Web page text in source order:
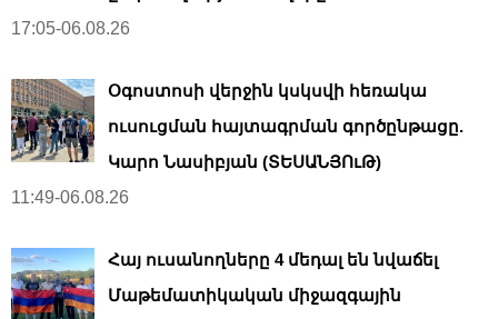
17:05-06.08.26
Օգոստոսի վերջին կսկսվի հեռակա
ուսուցման հայտագրման գործընթացը.
Կարո Նասիբյան (ՏԵՍԱՆՅՈւԹ)
11:49-06.08.26
Հայ ուսանողները 4 մեդալ են նվաճել
Մաթեմատիկական միջազգային